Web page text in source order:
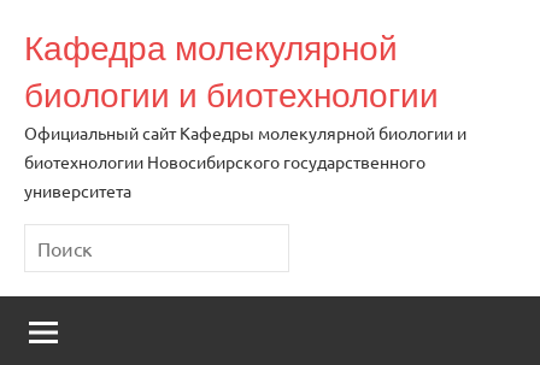
содержимому
Кафедра молекулярной
биологии и биотехнологии
Официальный сайт Кафедры молекулярной биологии и
биотехнологии Новосибирского государственного
университета
Поиск